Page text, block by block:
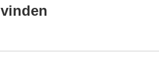
vinden